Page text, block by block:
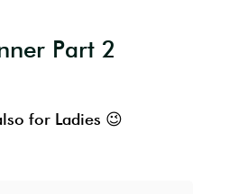
Part 2
for Ladies 😉